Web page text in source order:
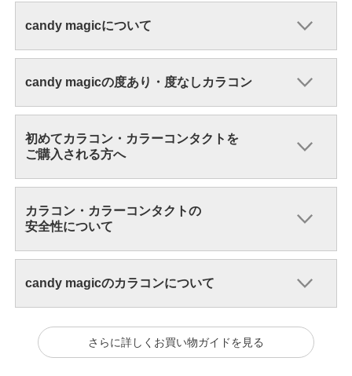
candy magicについて
candy magicの度あり・度なしカラコン
初めてカラコン・カラーコンタクトを
ご購入される方へ
カラコン・カラーコンタクトの
安全性について
candy magicのカラコンについて
さらに詳しくお買い物ガイドを見る